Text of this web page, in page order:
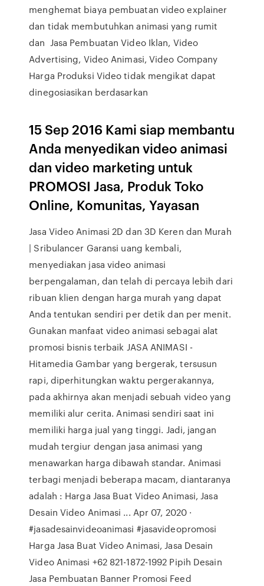
menghemat biaya pembuatan video explainer
dan tidak membutuhkan animasi yang rumit
dan Jasa Pembuatan Video Iklan, Video
Advertising, Video Animasi, Video Company
Harga Produksi Video tidak mengikat dapat
dinegosiasikan berdasarkan
15 Sep 2016 Kami siap membantu
Anda menyedikan video animasi
dan video marketing untuk
PROMOSI Jasa, Produk Toko
Online, Komunitas, Yayasan
Jasa Video Animasi 2D dan 3D Keren dan Murah
| Sribulancer Garansi uang kembali,
menyediakan jasa video animasi
berpengalaman, dan telah di percaya lebih dari
ribuan klien dengan harga murah yang dapat
Anda tentukan sendiri per detik dan per menit.
Gunakan manfaat video animasi sebagai alat
promosi bisnis terbaik JASA ANIMASI -
Hitamedia Gambar yang bergerak, tersusun
rapi, diperhitungkan waktu pergerakannya,
pada akhirnya akan menjadi sebuah video yang
memiliki alur cerita. Animasi sendiri saat ini
memiliki harga jual yang tinggi. Jadi, jangan
mudah tergiur dengan jasa animasi yang
menawarkan harga dibawah standar. Animasi
terbagi menjadi beberapa macam, diantaranya
adalah : Harga Jasa Buat Video Animasi, Jasa
Desain Video Animasi ... Apr 07, 2020 ·
#jasadesainvideoanimasi #jasavideopromosi
Harga Jasa Buat Video Animasi, Jasa Desain
Video Animasi +62 821-1872-1992 Pipih Desain
Jasa Pembuatan Banner Promosi Feed